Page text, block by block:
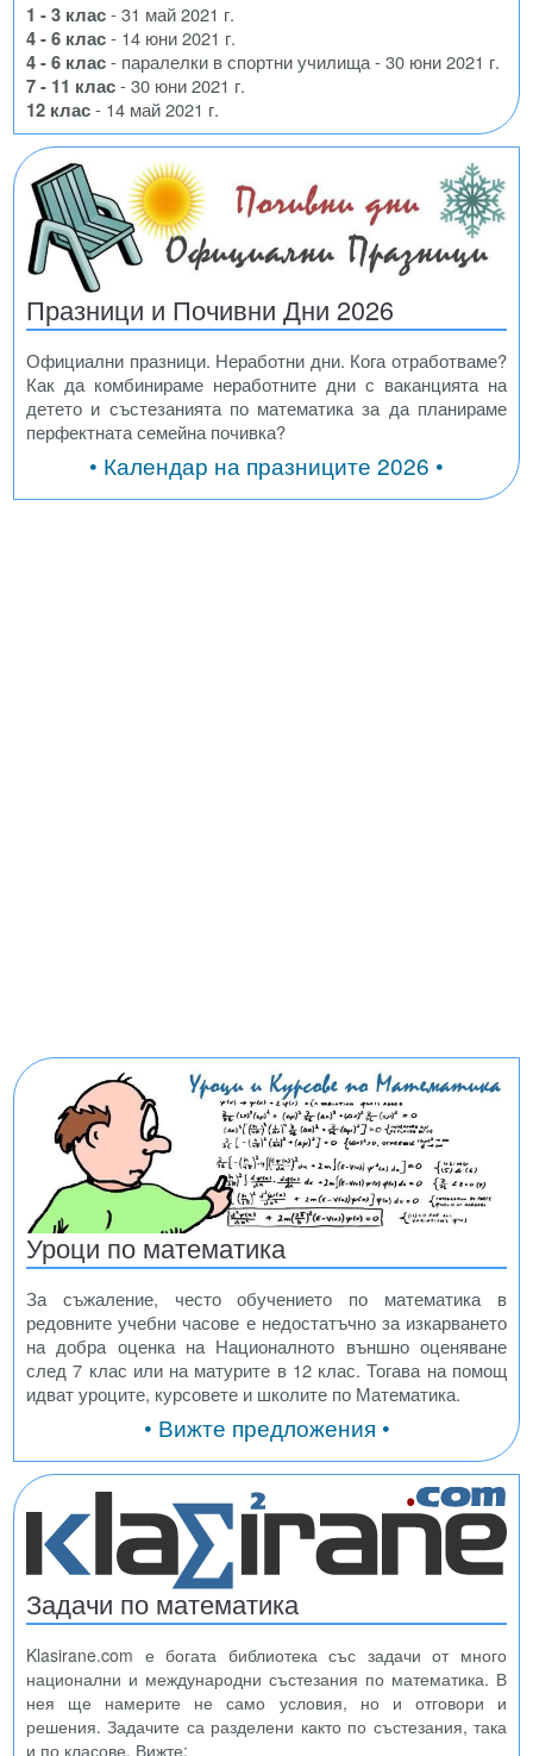
1 - 3 клас- 31 май 2021 г.
4 - 6 клас- 14 юни 2021 г.
4 - 6 клас- паралелки в спортни училища - 30 юни 2021 г.
7 - 11 клас- 30 юни 2021 г.
12 клас- 14 май 2021 г.
Празници и Почивни Дни 2026
Официални празници. Неработни дни. Кога отработваме?
Как да комбинираме неработните дни с ваканцията на
детето и състезанията по математика за да планираме
перфектната семейна почивка?
• Календар на празниците 2026 •
Уроци по математика
За съжаление, често обучението по математика в
редовните учебни часове е недостатъчно за изкарването
на добра оценка на Националното външно оценяване
след 7 клас или на матурите в 12 клас. Тогава на помощ
идват уроците, курсовете и школите по Математика.
• Вижте предложения •
Задачи по математика
Klasirane.com е богата библиотека със задачи от много
национални и международни състезания по математика. В
нея ще намерите не само условия, но и отговори и
решения. Задачите са разделени както по състезания, така
и по класове. Вижте: